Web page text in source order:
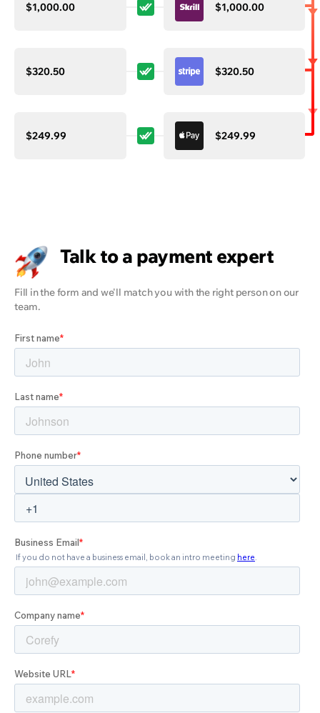
$1,000.00 $1,000.00
$320.50 $320.50
$249.99 $249.99
Talk to a payment expert
Fill in the form and we'll match you with the right person on our
team.